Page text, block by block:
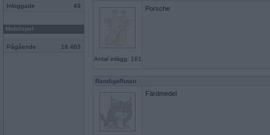
Inloggade 49
Mobilspel
Pågående 18 463
Antal inlägg: 161
Porsche
RandigaRutan
Färdmedel